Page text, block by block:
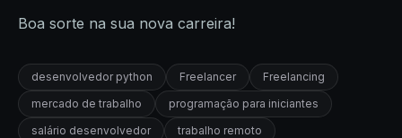
Boa sorte na sua nova carreira!
desenvolvedor python Freelancer
Freelancing
mercado de trabalho
programação para iniciantes
salário desenvolvedor
trabalho remoto